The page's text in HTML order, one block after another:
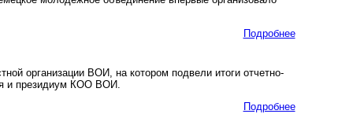
Подробнее
организации ВОИ, на котором подвели итоги отчетно-
и президиум КОО ВОИ.
Подробнее